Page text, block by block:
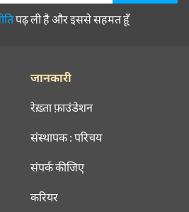
पढ़ ली है और इससे सहमत हूँ
जानकारी
रेख़्ता फ़ाउंडेशन
संस्थापक : परिचय
संपर्क कीजिए
करियर